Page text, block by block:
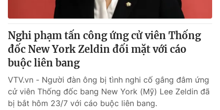
VTV4 Vươn mình bằng AI
VTV9 VTV8
Liên hệ tòa soạn
Nghi phạm tấn công ứng cử viên Thống
đốc New York Zeldin đối mặt với cáo
buộc liên bang
VTV.vn - Người đàn ông bị tình nghi cố gắng đâm ứng
cử viên Thống đốc bang New York (Mỹ) Lee Zeldin đã
bị bắt hôm 23/7 với cáo buộc liên bang.